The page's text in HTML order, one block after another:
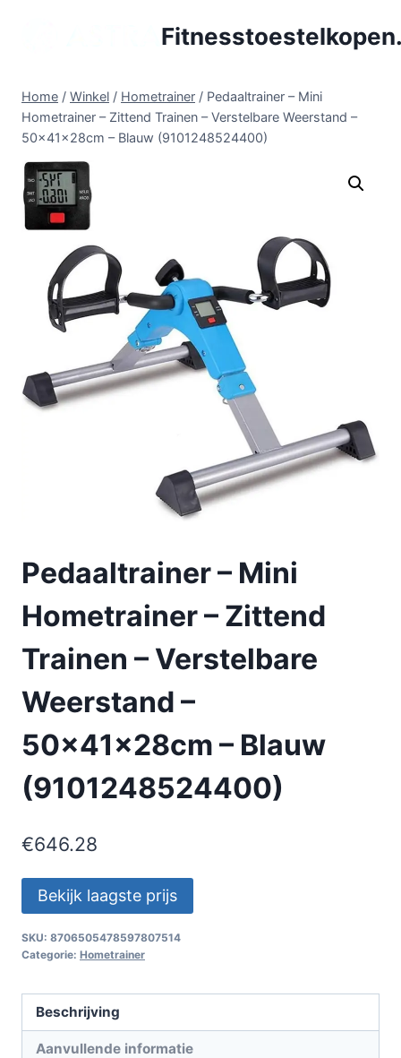
Home / Winkel / Hometrainer / Pedaaltrainer – Mini
Hometrainer – Zittend Trainen – Verstelbare Weerstand –
50x41x28cm – Blauw (9101248524400)
Pedaaltrainer – Mini
Hometrainer – Zittend
Trainen – Verstelbare
Weerstand –
50x41x28cm – Blauw
(9101248524400)
€646.28
Bekijk laagste prijs
SKU: 8706505478597807514
Categorie: Hometrainer
Beschrijving
Aanvullende informatie